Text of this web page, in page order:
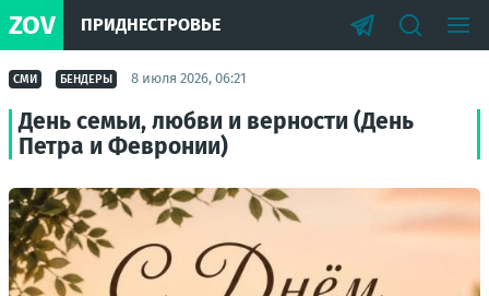
ZOV ПРИДНЕСТРОВЬЕ
СМИ БЕНДЕРЫ 8 июля 2026, 06:21
День семьи, любви и верности (День
Петра и Февронии)